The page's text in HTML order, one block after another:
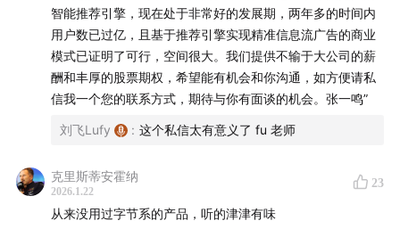
酷讯老同事在 2016 年唱吧的聚会，能看到张一鸣
智能推荐引擎，现在处于非常好的发展期，两年多的时间内
用户数已过亿，且基于推荐引擎实现精准信息流广告的商业
模式已证明了可行，空间很大。我们提供不输于大公司的薪
酬和丰厚的股票期权，希望能有机会和你沟通，如方便请私
信我一个您的联系方式，期待与你有面谈的机会。张一鸣”
刘飞Lufy : 这个私信太有意义了 fu 老师
克里斯蒂安霍纳
2026.1.22
23
从来没用过字节系的产品，听的津津有味